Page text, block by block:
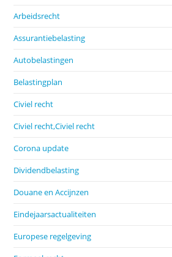
Arbeidsrecht
Assurantiebelasting
Autobelastingen
Belastingplan
Civiel recht
Civiel recht,Civiel recht
Corona update
Dividendbelasting
Douane en Accijnzen
Eindejaarsactualiteiten
Europese regelgeving